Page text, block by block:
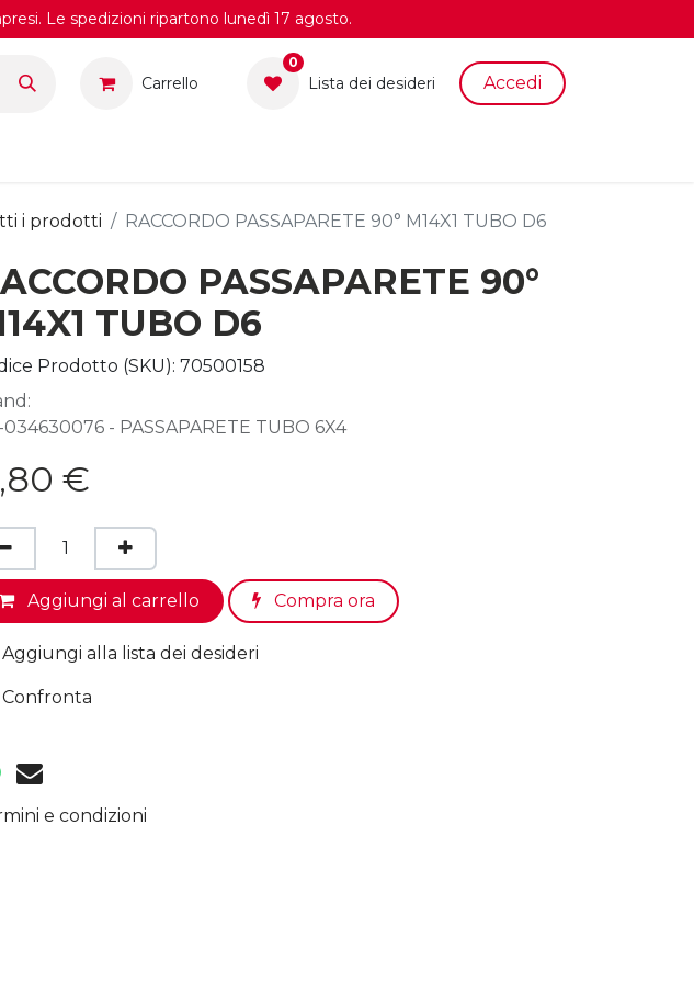
Le spedizioni ripartono lunedì 17 agosto.
Carrello
0
Lista dei desid​eri Accedi
i prodotti RACCORDO PASSAPARETE 90° M14X1 TUBO D6
PASSAPARETE 90°
TUBO D6
Prodotto (SKU): 70500158
034630076 - PASSAPARETE TUBO 6X4
€
Aggiungi al carrello Compra ora
Aggiungi alla lista dei desideri
Confronta
e condizioni